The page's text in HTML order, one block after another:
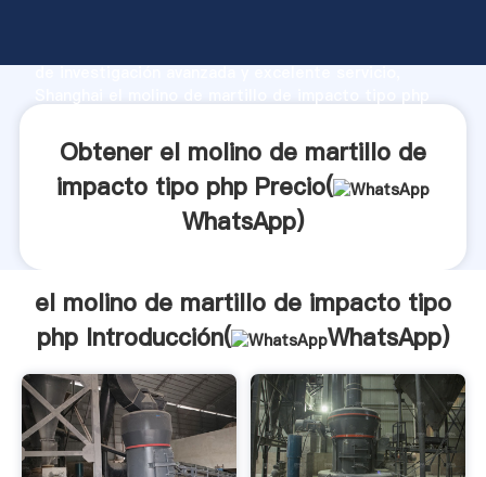
de investigación avanzada y excelente servicio,
clientes.
Obtener el molino de martillo de
impacto tipo php Precio(
WhatsApp)
el molino de martillo de impacto tipo
php Introducción(
WhatsApp)